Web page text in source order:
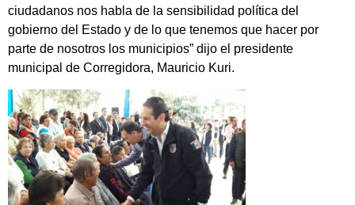
ciudadanos nos habla de la sensibilidad política del
gobierno del Estado y de lo que tenemos que hacer por
parte de nosotros los municipios” dijo el presidente
municipal de Corregidora, Mauricio Kuri.